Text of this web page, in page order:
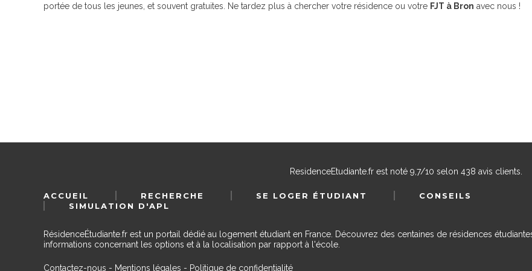
portée de tous les jeunes, et souvent gratuites. Ne tardez plus à chercher votre résidence ou votre FJT à Bron avec nous !
ResidenceEtudiante.frest noté 9,7/10 selon 438 avis clients.
ACCUEIL RECHERCHE SE LOGER ÉTUDIANT
CONSEILS
SIMULATION D'APL
RésidenceÉtudiante.fr est un portail dédié au logement étudiant en France. Découvrez des centaines de résidences
informations concernant les options et à la localisation par rapport à l'école.
Contactez-nous - Mentions légales - Politique de confidentialité